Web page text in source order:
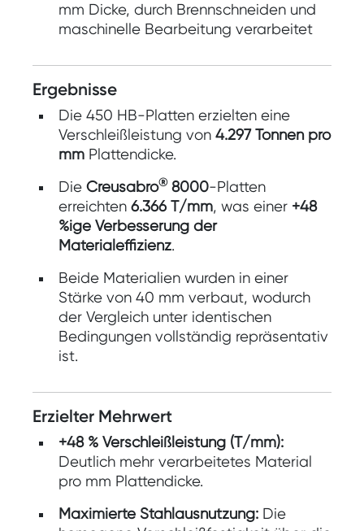
mm Dicke, durch Brennschneiden und
maschinelle Bearbeitung verarbeitet
Ergebnisse
Die 450 HB-Platten erzielten eine
Verschleißleistung von 4.297 Tonnen pro
mmPlattendicke.
Die Creusabro®8000-Platten
erreichten 6.366 T/mm, was einer +48
%ige Verbesserung der
Materialeffizienz.
Beide Materialien wurden in einer
Stärke von 40 mm verbaut, wodurch
der Vergleich unter identischen
Bedingungen vollständig repräsentativ
ist.
Erzielter Mehrwert
+48 % Verschleißleistung (T/mm):
Deutlich mehr verarbeitetes Material
pro mm Plattendicke.
Maximierte Stahlausnutzung:Die